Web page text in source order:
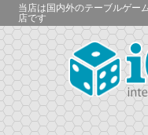
当店は国内外のテーブルゲー
店です